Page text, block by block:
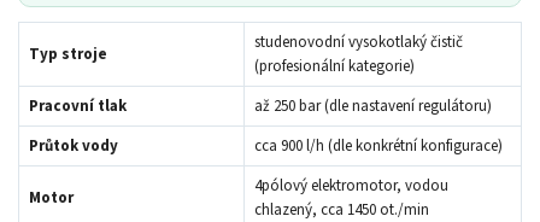
Typ stroje
studenovodní vysokotlaký čistič
(profesionální kategorie)
Pracovní tlak
až 250 bar (dle nastavení regulátoru)
Průtok vody
cca 900 l/h (dle konkrétní konfigurace)
Motor
4pólový elektromotor, vodou
chlazený, cca 1450 ot./min